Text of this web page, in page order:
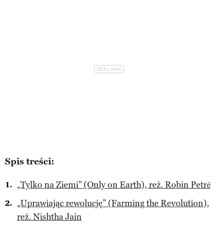
Spis treści:
„Tylko na Ziemi” (Only on Earth), reż. Robin Petré
„Uprawiając rewolucję” (Farming the Revolution),
reż. Nishtha Jain